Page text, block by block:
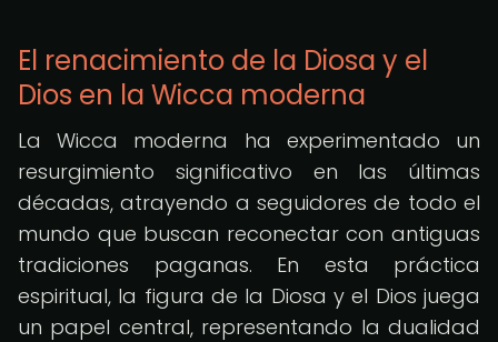
El renacimiento de la Diosa y el
Dios en la Wicca moderna
La Wicca moderna ha experimentado un
resurgimiento significativo en las últimas
décadas, atrayendo a seguidores de todo el
mundo que buscan reconectar con antiguas
tradiciones paganas. En esta práctica
espiritual, la figura de la Diosa y el Dios juega
un papel central, representando la dualidad